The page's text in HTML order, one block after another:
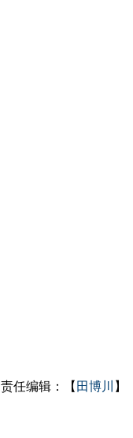
责任编辑：【 田博川 】